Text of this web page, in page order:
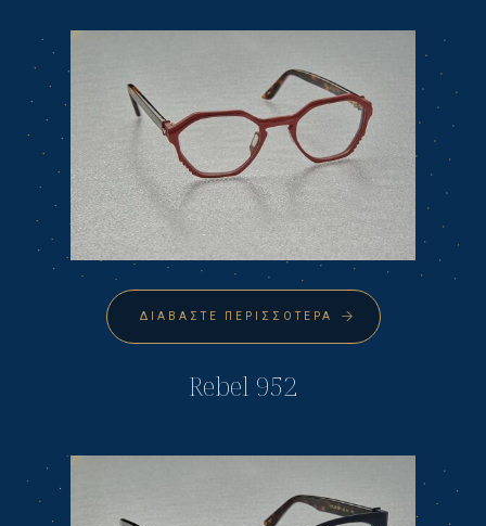
ΔΙΑΒΆΣΤΕ ΠΕΡΙΣΣΌΤΕΡΑ
Rebel 952